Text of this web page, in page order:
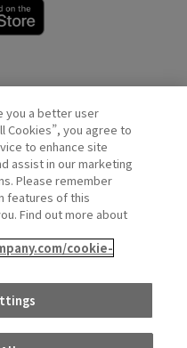
Account
SHARE OR SELL PERSONAL
INFORMATION
you a better user
Cookies”, you agree to
to enhance site
assist in our marketing
Please remember
features of this
Find out more about
cookie-